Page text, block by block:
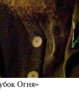
Огня»